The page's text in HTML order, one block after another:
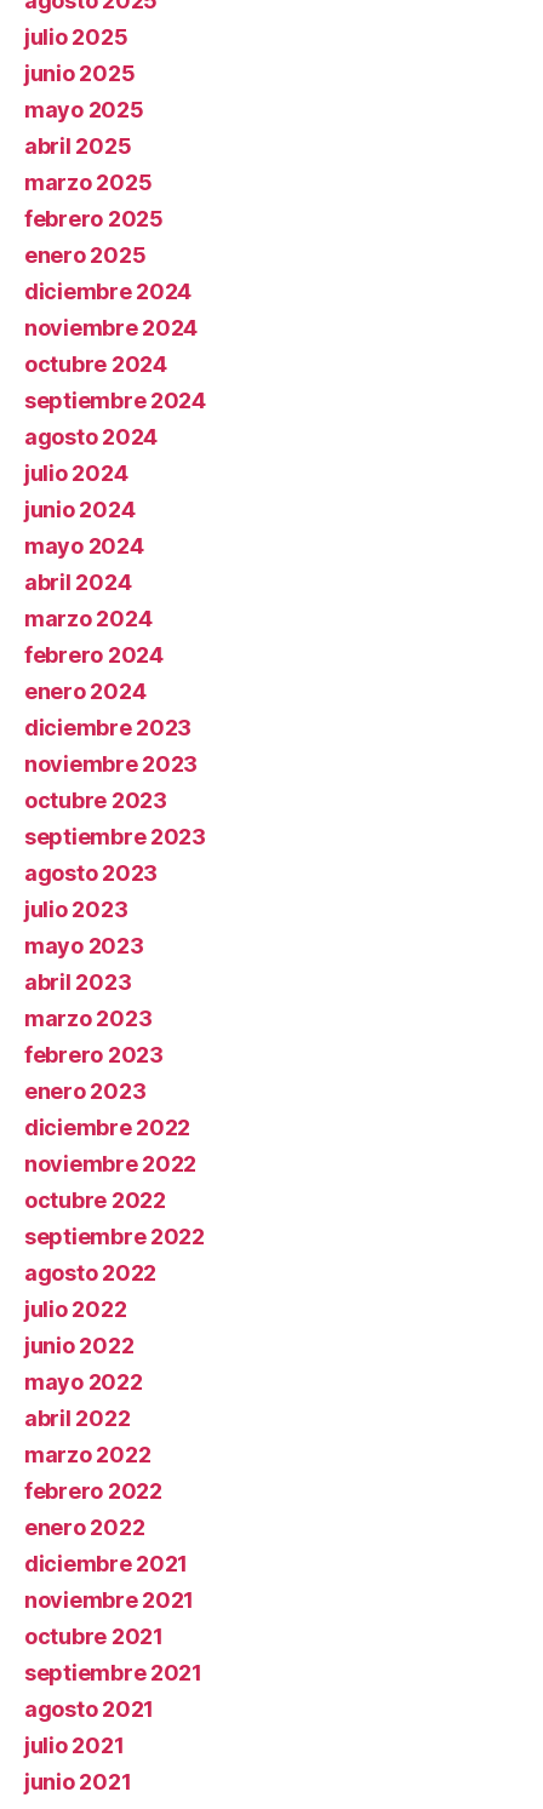
julio 2025
junio 2025
mayo 2025
abril 2025
marzo 2025
febrero 2025
enero 2025
diciembre 2024
noviembre 2024
octubre 2024
septiembre 2024
agosto 2024
julio 2024
junio 2024
mayo 2024
abril 2024
marzo 2024
febrero 2024
enero 2024
diciembre 2023
noviembre 2023
octubre 2023
septiembre 2023
agosto 2023
julio 2023
mayo 2023
abril 2023
marzo 2023
febrero 2023
enero 2023
diciembre 2022
noviembre 2022
octubre 2022
septiembre 2022
agosto 2022
julio 2022
junio 2022
mayo 2022
abril 2022
marzo 2022
febrero 2022
enero 2022
diciembre 2021
noviembre 2021
octubre 2021
septiembre 2021
agosto 2021
julio 2021
junio 2021